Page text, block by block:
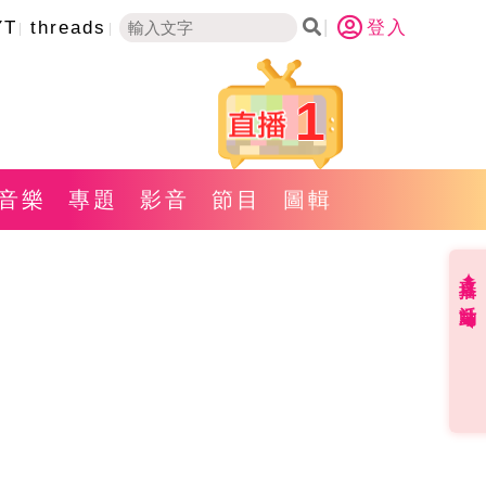
threads 登入
1
樂 專題 影音 節目 圖輯
直播✦活動